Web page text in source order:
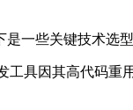
一些关键技术选型
工具因其高代码